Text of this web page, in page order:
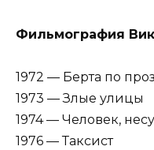
Фильмография
1972 — Берта по
1973 — Злые улицы
1974 — Человек,
1976 — Таксист